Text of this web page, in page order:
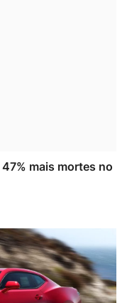
mais mortes no